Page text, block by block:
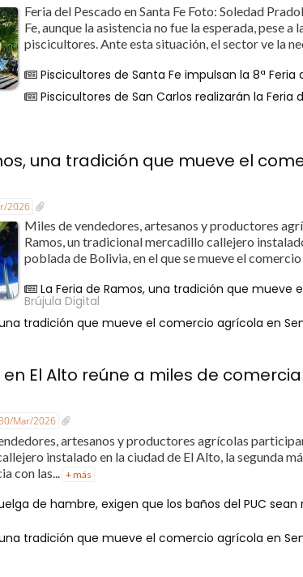
Feria del Pescado en Santa Fe Foto: Soledad
Fe, aunque la asistencia no fue la esperada, pese
piscicultores. Ante esta situación, el sector ve la
Piscicultores de Santa Fe impulsan la 8ª Feria
Piscicultores de San Carlos realizarán la
una tradición que mueve el
2026
Miles de vendedores, artesanos y productores
Ramos, un tradicional mercadillo callejero
poblada de Bolivia, en el que se mueve el
La Feria de Ramos, una tradición que
Brújula Digital
una tradición que mueve el comercio agrícola en
en El Alto reúne a miles de
Mar/2026
artesanos y productores agrícolas
instalado en la ciudad de El Alto, la segunda
con las...
+ más
de hambre, exigen que los baños del PUC
una tradición que mueve el comercio agrícola en